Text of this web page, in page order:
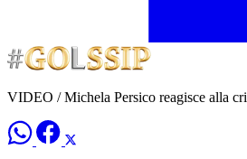
VIDEO / Michela Persico reagisce alla